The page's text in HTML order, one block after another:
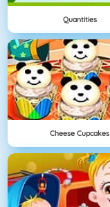
Quantities
Cheese Cupcakes